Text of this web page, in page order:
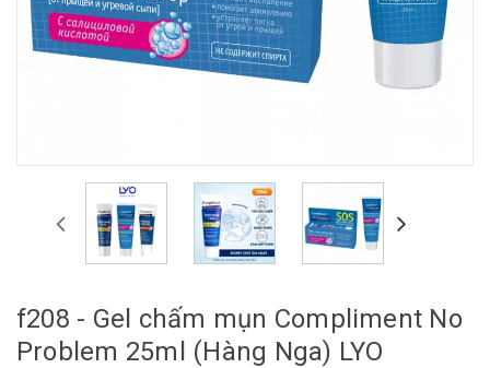
f208 - Gel chấm mụn Compliment No
Problem 25ml (Hàng Nga) LYO